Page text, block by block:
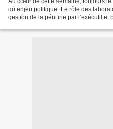
qu’enjeu politique. Le rôle des
gestion de la pénurie par l’exécutif et